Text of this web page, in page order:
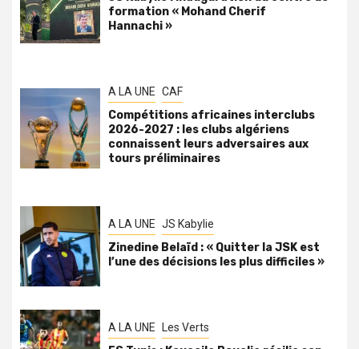
formation « Mohand Cherif
Hannachi »
A LA UNE CAF
Compétitions africaines interclubs
2026-2027 : les clubs algériens
connaissent leurs adversaires aux
tours préliminaires
A LA UNE JS Kabylie
Zinedine Belaïd : « Quitter la JSK est
l’une des décisions les plus difficiles »
A LA UNE Les Verts